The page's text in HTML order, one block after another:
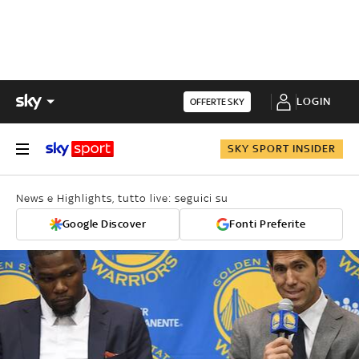
OFFERTE SKY LOGIN
SKY SPORT INSIDER
News e Highlights, tutto live: seguici su
Google Discover Fonti Preferite